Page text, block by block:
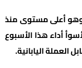
0.3 بالمئة إلى 153.09 ين وهو أعلى مستوى منذ
أداء هذا الأسبوع
العملة اليابانية.